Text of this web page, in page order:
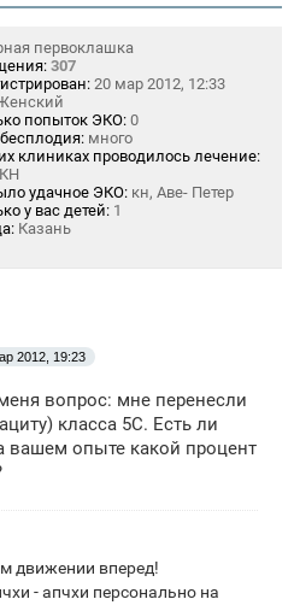
первоклашка
307
20 мар 2012, 12:33
попыток ЭКО: 0
много
клиниках проводилось лечение:
удачное ЭКО: кн, Аве- Петер
у вас детей: 1
Казань
2012, 19:23
вопрос: мне перенесли
класса 5С. Есть ли
вашем опыте какой процент
движении вперед!
- апчхи персонально на